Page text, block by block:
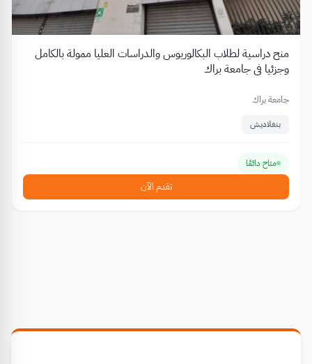
منح دراسية لطلاب البكالوريوس والدراسات العليا ممولة بالكامل
وجزئيا في جامعة براك
جامعة براك
بنغلاديش
متاح دائمًا
تقدم الآن